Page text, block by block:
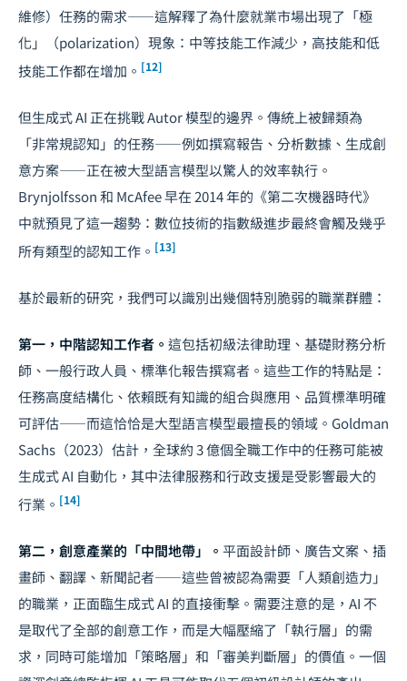
維修）任務的需求——這解釋了為什麼就業市場出現了「極
化」（polarization）現象：中等技能工作減少，高技能和低
技能工作都在增加。 [12]
但生成式 AI 正在挑戰 Autor 模型的邊界。傳統上被歸類為
「非常規認知」的任務——例如撰寫報告、分析數據、生成創
意方案——正在被大型語言模型以驚人的效率執行。
Brynjolfsson 和 McAfee 早在 2014 年的《第二次機器時代》
中就預見了這一趨勢：數位技術的指數級進步最終會觸及幾乎
所有類型的認知工作。 [13]
基於最新的研究，我們可以識別出幾個特別脆弱的職業群體：
第一，中階認知工作者。 這包括初級法律助理、基礎財務分析
師、一般行政人員、標準化報告撰寫者。這些工作的特點是：
任務高度結構化、依賴既有知識的組合與應用、品質標準明確
可評估——而這恰恰是大型語言模型最擅長的領域。Goldman
Sachs（2023）估計，全球約 3 億個全職工作中的任務可能被
生成式 AI 自動化，其中法律服務和行政支援是受影響最大的
行業。 [14]
第二，創意產業的「中間地帶」。 平面設計師、廣告文案、插
畫師、翻譯、新聞記者——這些曾被認為需要「人類創造力」
的職業，正面臨生成式 AI 的直接衝擊。需要注意的是，AI 不
是取代了全部的創意工作，而是大幅壓縮了「執行層」的需
求，同時可能增加「策略層」和「審美判斷層」的價值。一個